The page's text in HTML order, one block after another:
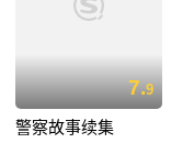
7.9
警察故事续集